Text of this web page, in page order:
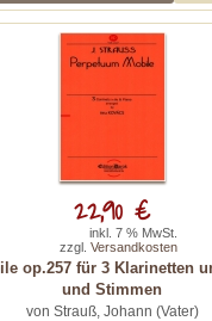
op.257 für 3 Klarinetten
und Stimmen
von Strauß, Johann (Vater)
22,90 €
inkl. 7 % MwSt.
zzgl. Versandkosten